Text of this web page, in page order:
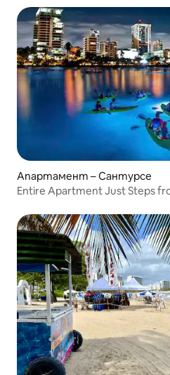
Апартамент – Сантурсе
Entire Apartment Just Steps